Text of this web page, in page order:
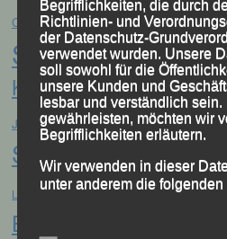
Centa Hollweck Christina
SchultzFrank
Keifenheim Georg Eibl
Jahreshauptversammlung Jana
Storch
Jonathan Schubert
Linz Lisa FuchsManfred
Bernhardt
Begrifflichkeiten, die durch
Richtlinien- und
der Datenschutz-
verwendet wurden. Unsere
soll sowohl für die
unsere Kunden und
lesbar und verständlich sein.
gewährleisten, möchten wir
Begrifflichkeiten erläutern.
Wir verwenden in dieser
unter anderem die folgenden